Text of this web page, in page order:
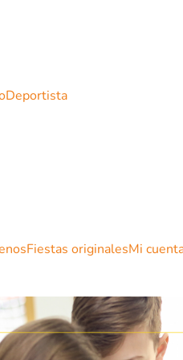
Deportista
Fiestas originalesMi